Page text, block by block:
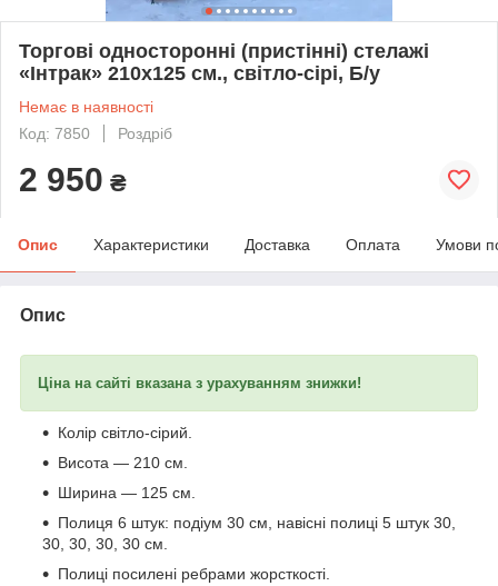
Торгові односторонні (пристінні) стелажі
«Інтрак» 210х125 см., світло-сірі, Б/у
Немає в наявності
Код: 7850
Роздріб
2 950 ₴
Опис Характеристики Доставка Оплата Умови
Опис
Ціна на сайті вказана з урахуванням знижки!
Колір світло-сірий.
Висота — 210 см.
Ширина — 125 см.
Полиця 6 штук: подіум 30 см, навісні полиці 5 штук 30,
30, 30, 30, 30 см.
Полиці посилені ребрами жорсткості.